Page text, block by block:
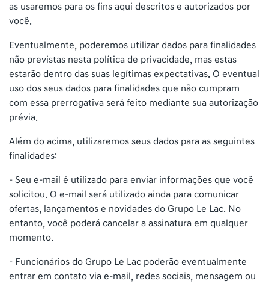
as usaremos para os fins aqui descritos e autorizados por
você.
Eventualmente, poderemos utilizar dados para finalidades
não previstas nesta política de privacidade, mas estas
estarão dentro das suas legítimas expectativas. O eventual
uso dos seus dados para finalidades que não cumpram
com essa prerrogativa será feito mediante sua autorização
prévia.
Além do acima, utilizaremos seus dados para as seguintes
finalidades:
– Seu e-mail é utilizado para enviar informações que você
solicitou. O e-mail será utilizado ainda para comunicar
ofertas, lançamentos e novidades do Grupo Le Lac. No
entanto, você poderá cancelar a assinatura em qualquer
momento.
– Funcionários do Grupo Le Lac poderão eventualmente
entrar em contato via e-mail, redes sociais, mensagem ou